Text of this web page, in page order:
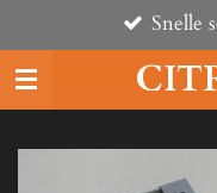
direct
naar
de
hoofdinhoud
Snelle